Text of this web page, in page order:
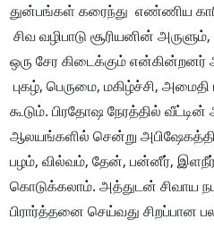
துன்பங்கள் கரைந்து எண்ணிய
சிவ வழிபாடு சூரியனின்
ஒரு சேர கிடைக்கும்
புகழ், பெருமை, மகிழ்ச்சி,
கூடும். பிரதோஷ நேரத்தில் வீட்டின்
ஆலயங்களில் சென்று
பழம், வில்வம், தேன், பன்னீர், இளநீர் ,
கொடுக்கலாம். அத்துடன் சிவாய
பிரார்த்தனை செய்வது சிறப்பான